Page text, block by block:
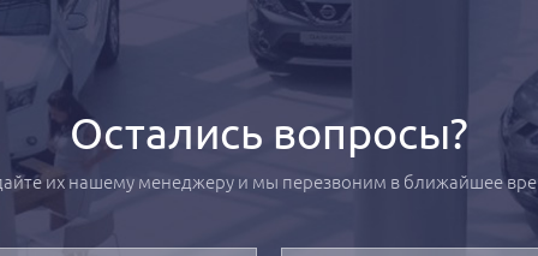
Остались вопросы?
их нашему менеджеру и мы перезвоним в ближайшее